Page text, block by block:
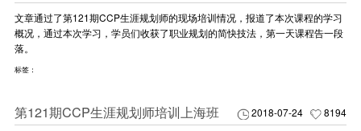
文章通过了第121期CCP生涯规划师的现场培训情况，报道了本次课程的学习
概况，通过本次学习，学员们收获了职业规划的简快技法，第一天课程告一段
落。
标签：
2018-07-24 8194
第121期CCP生涯规划师培训上海班